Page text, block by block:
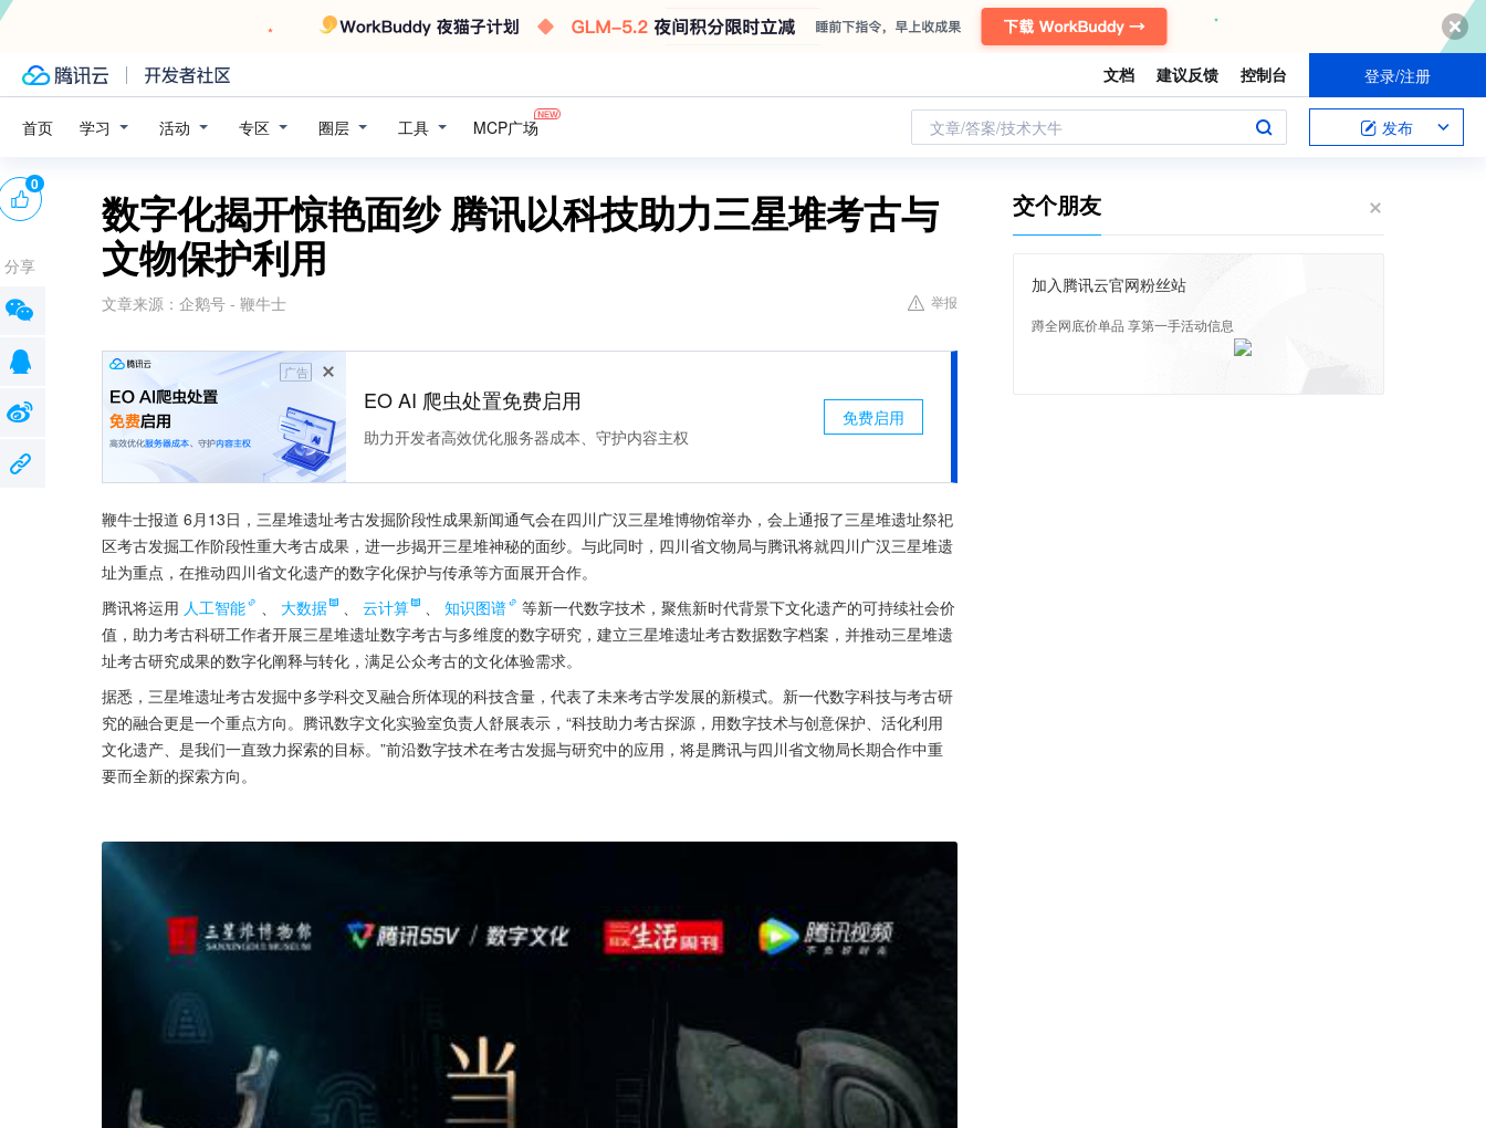
文档 建议反馈 控制台 登录/注册
首页 学习 活动 专区 圈层 工具 MCP广场 文章/答案/技术大牛 发布
数字化揭开惊艳面纱 腾讯以科技助力三星堆考古与
文物保护利用
文章来源： 企鹅号 - 鞭牛士 举报
广告
EO AI 爬虫处置免费启用
助力开发者高效优化服务器成本、守护内容主权
免费启用
鞭牛士报道 6月13日，三星堆遗址考古发掘阶段性成果新闻通气会在四川广汉三星堆博物馆举办，会上通报了三星堆遗址祭祀
区考古发掘工作阶段性重大考古成果，进一步揭开三星堆神秘的面纱。与此同时，四川省文物局与腾讯将就四川广汉三星堆遗
址为重点，在推动四川省文化遗产的数字化保护与传承等方面展开合作。
腾讯将运用 人工智能 、 大数据 、 云计算 、 知识图谱
等新一代数字技术，聚焦新时代背景下文化遗产的可持续社会价
值，助力考古科研工作者开展三星堆遗址数字考古与多维度的数字研究，建立三星堆遗址考古数据数字档案，并推动三星堆遗
址考古研究成果的数字化阐释与转化，满足公众考古的文化体验需求。
据悉，三星堆遗址考古发掘中多学科交叉融合所体现的科技含量，代表了未来考古学发展的新模式。新一代数字科技与考古研
究的融合更是一个重点方向。腾讯数字文化实验室负责人舒展表示，“科技助力考古探源，用数字技术与创意保护、活化利用
文化遗产、是我们一直致力探索的目标。”前沿数字技术在考古发掘与研究中的应用，将是腾讯与四川省文物局长期合作中重
要而全新的探索方向。
0
分享
交个朋友
加入腾讯云官网粉丝站
蹲全网底价单品 享第一手活动信息